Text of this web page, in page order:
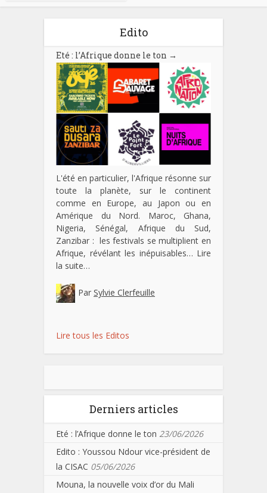
Edito
Eté : l’Afrique donne le ton →
L'été en particulier, l'Afrique résonne sur
toute la planète, sur le continent
comme en Europe, au Japon ou en
Amérique du Nord. Maroc, Ghana,
Nigeria, Sénégal, Afrique du Sud,
Zanzibar : les festivals se multiplient en
Afrique, révélant les inépuisables… Lire
la suite…
Par Sylvie Clerfeuille
Lire tous les Editos
Derniers articles
Eté : l’Afrique donne le ton 23/06/2026
Edito : Youssou Ndour vice-président de
la CISAC 05/06/2026
Mouna, la nouvelle voix d’or du Mali